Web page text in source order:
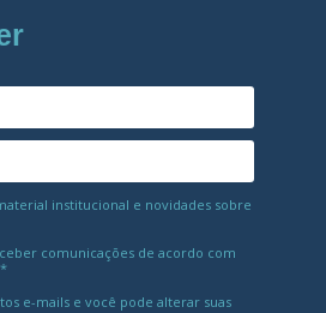
institucional e novidades sobre
comunicações de acordo com
e-mails e você pode alterar suas